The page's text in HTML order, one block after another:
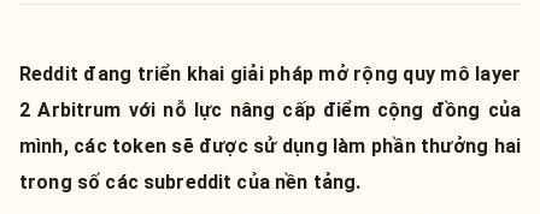
Reddit đang triển khai giải pháp mở rộng quy mô layer
2 Arbitrum với nỗ lực nâng cấp điểm cộng đồng của
mình, các token sẽ được sử dụng làm phần thưởng hai
trong số các subreddit của nền tảng.